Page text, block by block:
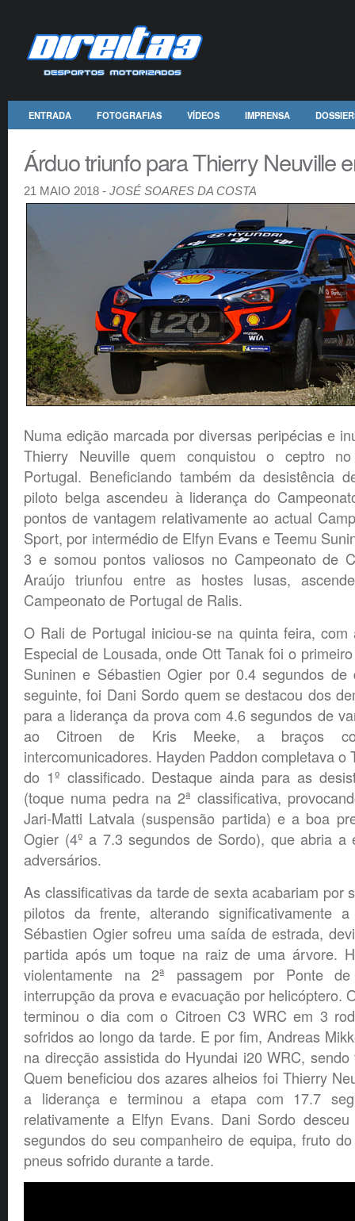
ENTRADA FOTOGRAFIAS VÍDEOS IMPRENSA
Árduo triunfo para Thierry Neuville
21 MAIO 2018 - JOSÉ SOARES DA COSTA
Numa edição marcada por diversas peripécias e
Thierry Neuville quem conquistou o ceptro
Portugal. Beneficiando também da desistência
piloto belga ascendeu à liderança do
pontos de vantagem relativamente ao actual
Sport, por intermédio de Elfyn Evans e Teemu
3 e somou pontos valiosos no Campeonato de
Araújo triunfou entre as hostes lusas,
Campeonato de Portugal de Ralis.
O Rali de Portugal iniciou-se na quinta feira, com
Especial de Lousada, onde Ott Tanak foi o
Suninen e Sébastien Ogier por 0.4 segundos de
seguinte, foi Dani Sordo quem se destacou dos
para a liderança da prova com 4.6 segundos de
ao Citroen de Kris Meeke, a braços
intercomunicadores. Hayden Paddon completava o
do 1º classificado. Destaque ainda para as
(toque numa pedra na 2ª classificativa,
Jari-Matti Latvala (suspensão partida) e a boa
Ogier (4º a 7.3 segundos de Sordo), que abria a
adversários.
As classificativas da tarde de sexta acabariam por
pilotos da frente, alterando significativamente
Sébastien Ogier sofreu uma saída de estrada,
partida após um toque na raiz de uma árvore.
violentamente na 2ª passagem por Ponte
interrupção da prova e evacuação por helicóptero.
terminou o dia com o Citroen C3 WRC em 3
sofridos ao longo da tarde. E por fim, Andreas
na direcção assistida do Hyundai i20 WRC,
Quem beneficiou dos azares alheios foi Thierry
a liderança e terminou a etapa com 17.7
relativamente a Elfyn Evans. Dani Sordo
segundos do seu companheiro de equipa, fruto
pneus sofrido durante a tarde.